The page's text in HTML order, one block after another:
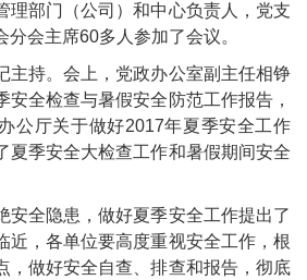
理部门（公司）和中心负责人，党支
分会主席60多人参加了会议。
主持。会上，党政办公室副主任相铮
安全检查与暑假安全防范工作报告，
公厅关于做好2017年夏季安全工作
夏季安全大检查工作和暑假期间安全
安全隐患，做好夏季安全工作提出了
近，各单位要高度重视安全工作，根
，做好安全自查、排查和报告，彻底